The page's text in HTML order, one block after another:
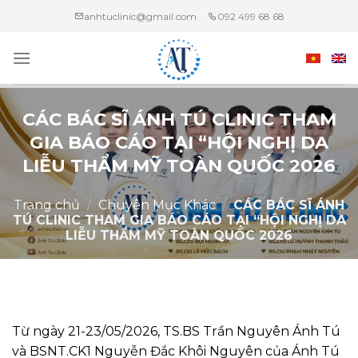
nội
dung
anhtuclinic@gmail.com 092 499 68 68
CÁC BÁC SĨ ÁNH TÚ CLINIC THAM
GIA BÁO CÁO TẠI “HỘI NGHỊ DA
LIỄU THẨM MỸ TOÀN QUỐC 2026
Trang chủ / Chuyên Mục Khác / CÁC BÁC SĨ ÁNH
TÚ CLINIC THAM GIA BÁO CÁO TẠI “HỘI NGHỊ DA
LIỄU THẨM MỸ TOÀN QUỐC 2026
Từ ngày 21-23/05/2026, TS.BS Trần Nguyên Ánh Tú
và BSNT.CK1 Nguyễn Đắc Khôi Nguyên của Ánh Tú